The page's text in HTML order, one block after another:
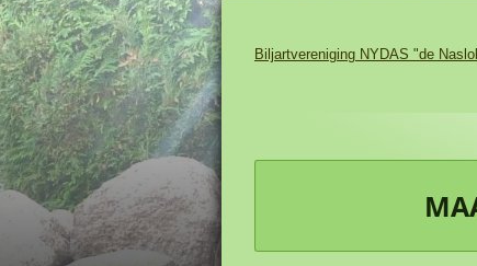
Biljartvereniging NYDAS "de